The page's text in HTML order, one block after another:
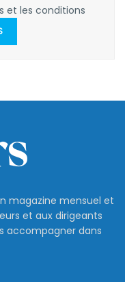
et les conditions
magazine mensuel et
et aux dirigeants
accompagner dans